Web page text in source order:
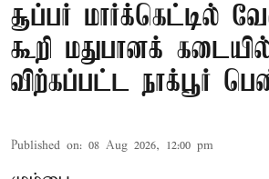
சூப்பர் மார்க்கெட்டில்
கூறி மதுபானக்
விற்கப்பட்ட நாக்பூர்
Published on: 08 Aug 2026, 12:00 pm